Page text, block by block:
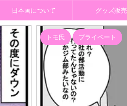
日本画について グッズ販売
トモ氏 プライベート